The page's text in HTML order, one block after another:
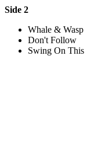
Side 2
Whale & Wasp
Don't Follow
Swing On This